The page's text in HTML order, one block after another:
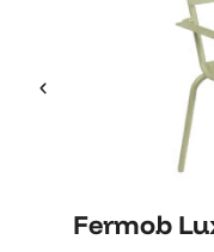
Fermob
Fermob